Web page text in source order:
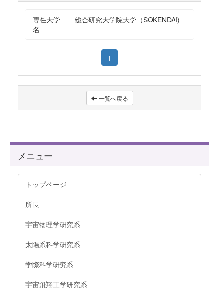
専任大学
名
総合研究大学院大学（SOKENDAI)
1
一覧へ戻る
メニュー
トップページ
所長
宇宙物理学研究系
太陽系科学研究系
学際科学研究系
宇宙飛翔工学研究系